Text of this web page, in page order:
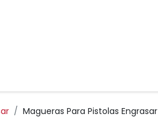
Magueras Para Pistolas Engrasar